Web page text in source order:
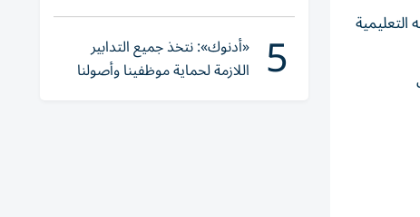
يقترب من هذا الرقم
5 «أدنوك»: نتخذ جميع التدابير
اللازمة لحماية موظفينا وأصولنا